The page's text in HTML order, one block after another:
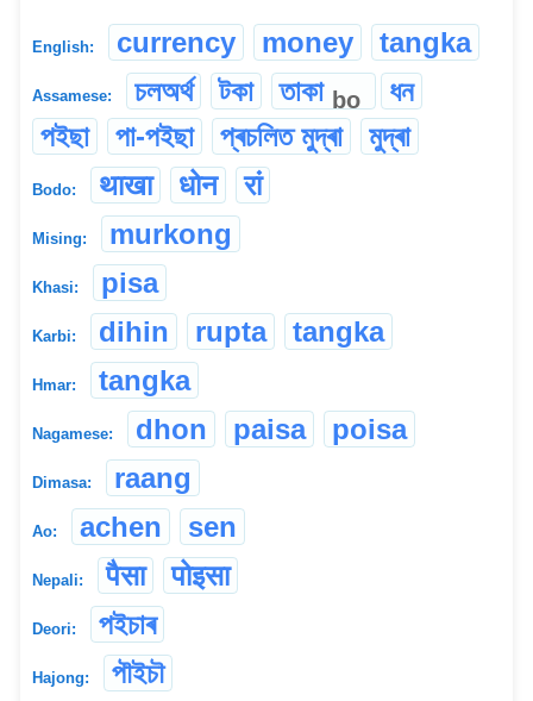
English: currency money tangka
Assamese: চলঅৰ্থ টকা তাকা bo
ধন
পইছা
পা-পইছা প্ৰচলিত মুদ্ৰা মুদ্ৰা
Bodo: थाखा धोन रां
Mising: murkong
Khasi: pisa
Karbi: dihin rupta tangka
Hmar: tangka
Nagamese: dhon paisa poisa
Dimasa: raang
Ao: achen sen
Nepali: पैसा पोइसा
Deori: পইচাৰ
Hajong: পৗইচৗ